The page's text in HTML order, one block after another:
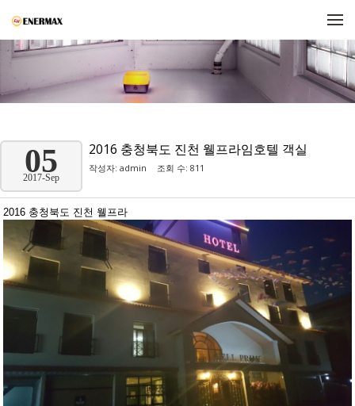
05
2017-Sep
2016 충청북도 진천 웰프라임호텔 객실
작성자: admin 조회 수: 811
2016 충청북도 진천 웰프라